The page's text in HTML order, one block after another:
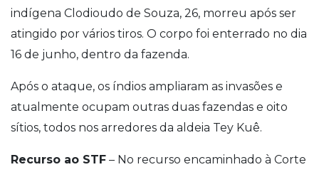
indígena Clodioudo de Souza, 26, morreu após ser
atingido por vários tiros. O corpo foi enterrado no dia
16 de junho, dentro da fazenda.
Após o ataque, os índios ampliaram as invasões e
atualmente ocupam outras duas fazendas e oito
sítios, todos nos arredores da aldeia Tey Kuê.
Recurso ao STF – No recurso encaminhado à Corte